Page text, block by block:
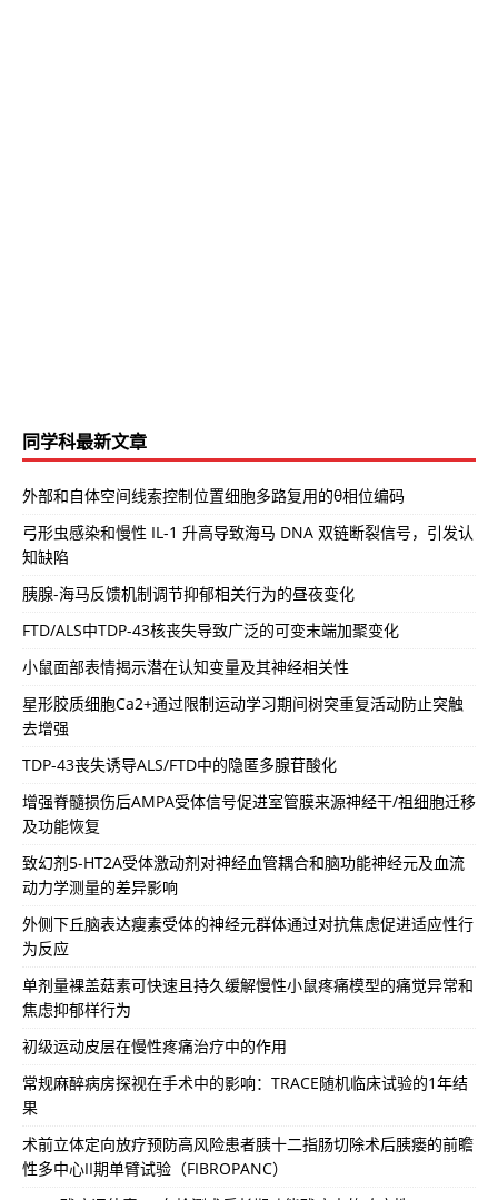
同学科最新文章
外部和自体空间线索控制位置细胞多路复用的θ相位编码
弓形虫感染和慢性 IL-1 升高导致海马 DNA 双链断裂信号，引发认
知缺陷
胰腺-海马反馈机制调节抑郁相关行为的昼夜变化
FTD/ALS中TDP-43核丧失导致广泛的可变末端加聚变化
小鼠面部表情揭示潜在认知变量及其神经相关性
星形胶质细胞Ca2+通过限制运动学习期间树突重复活动防止突触
去增强
TDP-43丧失诱导ALS/FTD中的隐匿多腺苷酸化
增强脊髓损伤后AMPA受体信号促进室管膜来源神经干/祖细胞迁移
及功能恢复
致幻剂5-HT2A受体激动剂对神经血管耦合和脑功能神经元及血流
动力学测量的差异影响
外侧下丘脑表达瘦素受体的神经元群体通过对抗焦虑促进适应性行
为反应
单剂量裸盖菇素可快速且持久缓解慢性小鼠疼痛模型的痛觉异常和
焦虑抑郁样行为
初级运动皮层在慢性疼痛治疗中的作用
常规麻醉病房探视在手术中的影响：TRACE随机临床试验的1年结
果
术前立体定向放疗预防高风险患者胰十二指肠切除术后胰瘘的前瞻
性多中心II期单臂试验（FIBROPANC）